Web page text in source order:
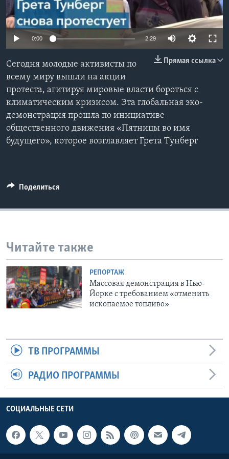
Learning English
Языки
0:00 2:29
Прямая ссылка
Сегодня молодые активисты по
всему миру вышли на акции
протеста, агитируя мировые власти бороться с
климатическим кризисом. Эта глобальная эко-
демонстрация прошла по инициативе
общественного движения «Пятницы во имя
будущего», которое возглавляет Грета Тунберг
Поделиться
Читайте также
РЕПОРТАЖ
Массовая демонстрация в Нью-
Йорке с требованием «отменить
ископаемое топливо»
ТВ ПРОГРАММЫ
РАДИО ПРОГРАММЫ
СОЦИАЛЬНЫЕ СЕТИ